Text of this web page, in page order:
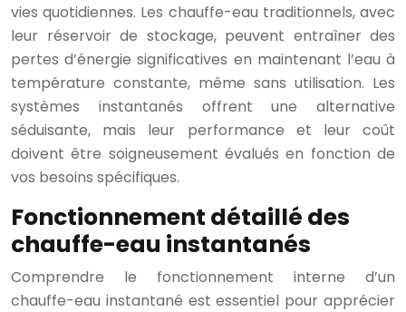
vies quotidiennes. Les chauffe-eau traditionnels, avec
leur réservoir de stockage, peuvent entraîner des
pertes d’énergie significatives en maintenant l’eau à
température constante, même sans utilisation. Les
systèmes instantanés offrent une alternative
séduisante, mais leur performance et leur coût
doivent être soigneusement évalués en fonction de
vos besoins spécifiques.
Fonctionnement détaillé des
chauffe-eau instantanés
Comprendre le fonctionnement interne d’un
chauffe-eau instantané est essentiel pour apprécier